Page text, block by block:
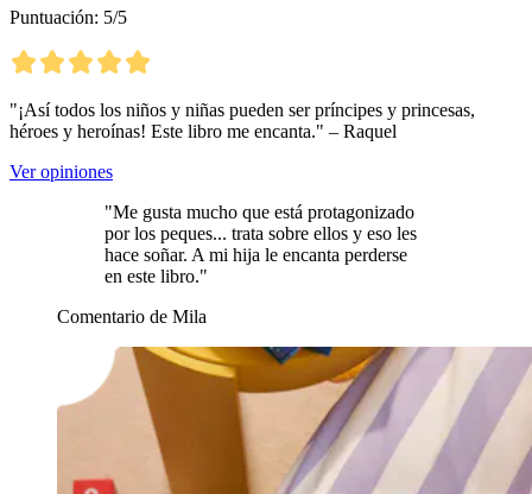
Puntuación: 5/5
"¡Así todos los niños y niñas pueden ser príncipes y princesas,
héroes y heroínas! Este libro me encanta." – Raquel
Ver opiniones
"Me gusta mucho que está protagonizado
por los peques... trata sobre ellos y eso les
hace soñar. A mi hija le encanta perderse
en este libro."
Comentario de Mila